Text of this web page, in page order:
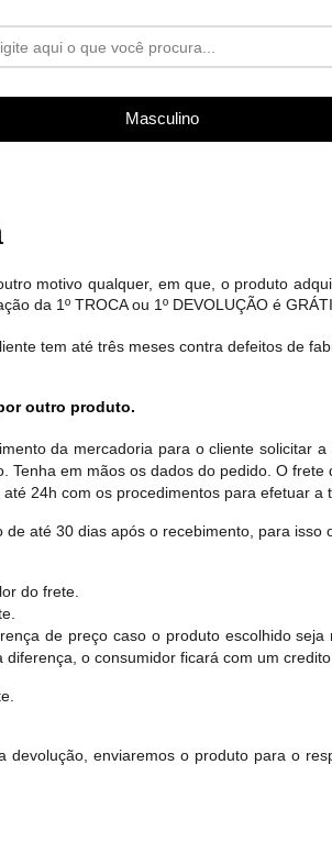
Masculino
motivo qualquer, em que, o produto
da 1º TROCA ou 1º DEVOLUÇÃO é
tem até três meses contra defeitos de
outro produto.
da mercadoria para o cliente solicitar
. Tenha em mãos os dados do pedido. O frete
24h com os procedimentos para efetuar a
até 30 dias após o recebimento, para isso
do frete.
de preço caso o produto escolhido
o consumidor ficará com um
enviaremos o produto para o